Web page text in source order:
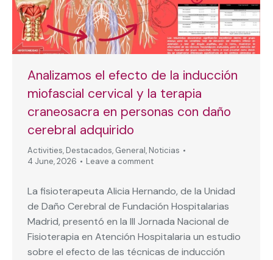
Analizamos el efecto de la inducción
miofascial cervical y la terapia
craneosacra en personas con daño
cerebral adquirido
Activities, Destacados, General, Noticias
4 June, 2026
Leave a comment
La fisioterapeuta Alicia Hernando, de la Unidad
de Daño Cerebral de Fundación Hospitalarias
Madrid, presentó en la III Jornada Nacional de
Fisioterapia en Atención Hospitalaria un estudio
sobre el efecto de las técnicas de inducción